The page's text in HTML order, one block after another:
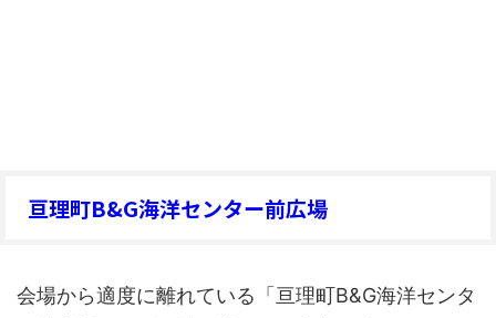
亘理町B&G海洋センター前広場
会場から適度に離れている「亘理町B&G海洋センタ